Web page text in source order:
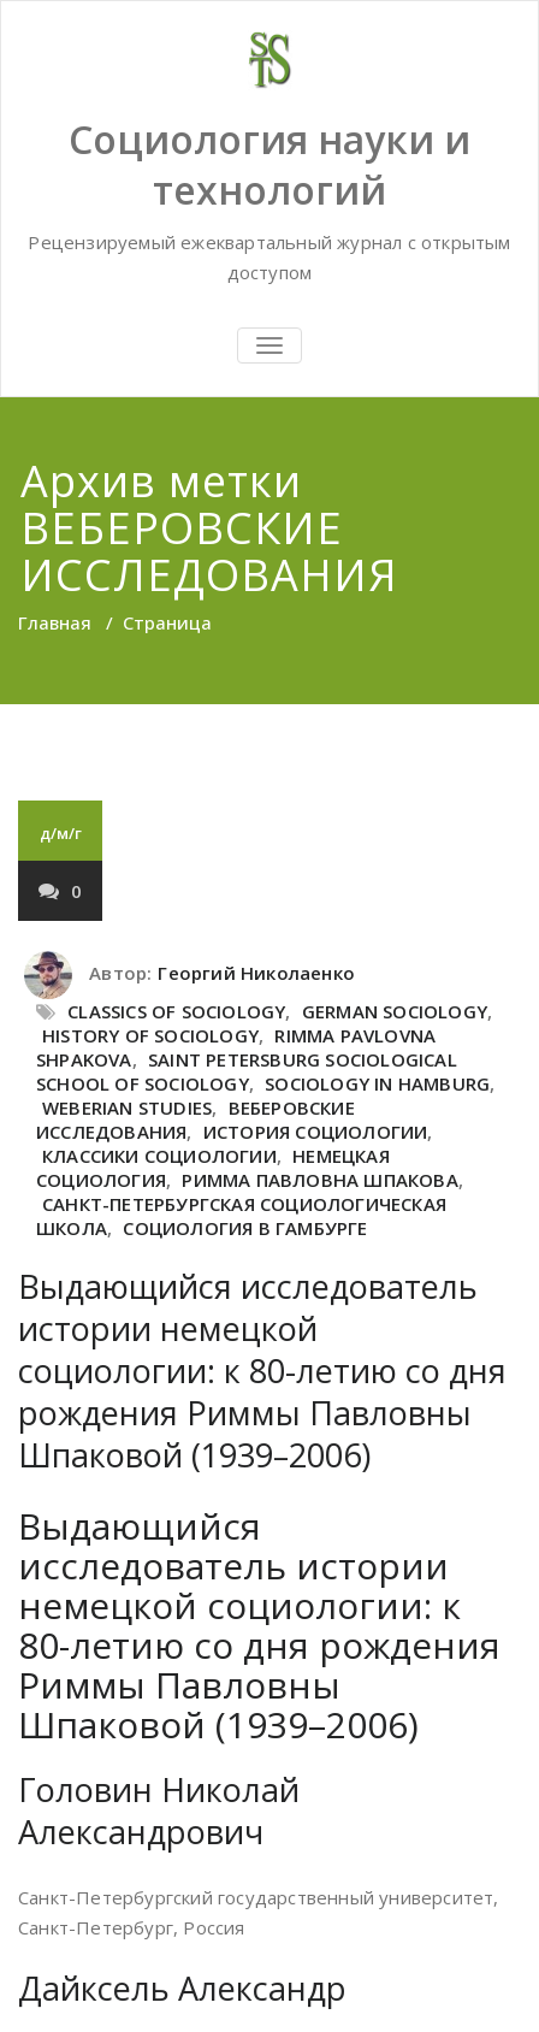
Социология науки и
технологий
Рецензируемый ежеквартальный журнал с открытым
доступом
TOGGLE
NAVIGATION
Архив метки
ВЕБЕРОВСКИЕ
ИССЛЕДОВАНИЯ
Главная / Страница
д/м/г
0
Автор: Георгий Николаенко
CLASSICS OF SOCIOLOGY, GERMAN SOCIOLOGY,
HISTORY OF SOCIOLOGY, RIMMA PAVLOVNA
SHPAKOVA, SAINT PETERSBURG SOCIOLOGICAL
SCHOOL OF SOCIOLOGY, SOCIOLOGY IN HAMBURG,
WEBERIAN STUDIES, ВЕБЕРОВСКИЕ
ИССЛЕДОВАНИЯ, ИСТОРИЯ СОЦИОЛОГИИ,
КЛАССИКИ СОЦИОЛОГИИ, НЕМЕЦКАЯ
СОЦИОЛОГИЯ, РИММА ПАВЛОВНА ШПАКОВА,
САНКТ-ПЕТЕРБУРГСКАЯ СОЦИОЛОГИЧЕСКАЯ
ШКОЛА, СОЦИОЛОГИЯ В ГАМБУРГЕ
Выдающийся исследователь
истории немецкой
социологии: к 80-летию со дня
рождения Риммы Павловны
Шпаковой (1939–2006)
Выдающийся
исследователь истории
немецкой социологии: к
80-летию со дня рождения
Риммы Павловны
Шпаковой (1939–2006)
Головин Николай
Александрович
Санкт-Петербургский государственный университет,
Санкт-Петербург, Россия
Дайксель Александр